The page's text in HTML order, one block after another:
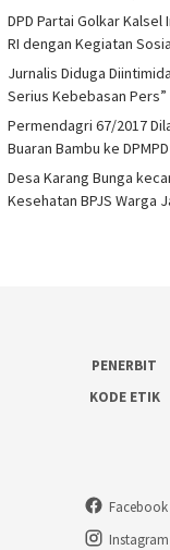
DPD Partai Golkar
RI dengan Kegiatan
Jurnalis Diduga
Serius Kebebasan Pers”
Permendagri 67/2017
Buaran Bambu ke DPMPD
Desa Karang Bunga
Kesehatan BPJS Warga
PENERBIT
KODE ETIK
Facebook
Instagram